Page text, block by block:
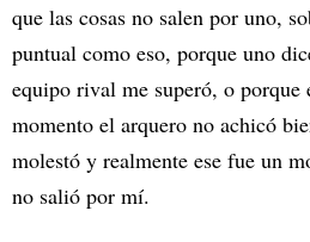
que las cosas no salen por uno,
puntual como eso, porque uno
equipo rival me superó, o porque
momento el arquero no achicó
molestó y realmente ese fue un
no salió por mí.